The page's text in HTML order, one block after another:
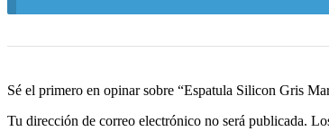
Sé el primero en opinar sobre “Espatula Silicon Gris
Tu dirección de correo electrónico no será publicada.